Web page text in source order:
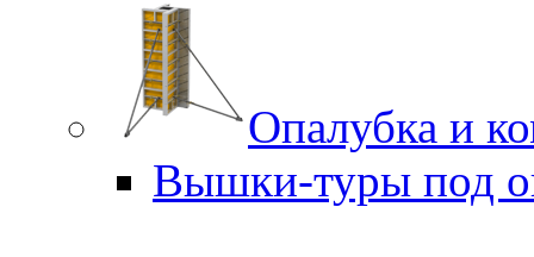
Опалубка и
Вышки-туры под